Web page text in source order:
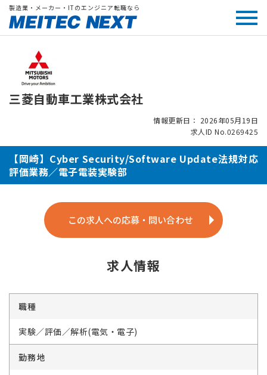
製造業・メーカー・ITのエンジニア転職なら
三菱自動車工業株式会社
情報更新日： 2026年05月19日
求人ID No.0269425
【岡崎】Cyber Security/Software Update法規対応
評価業務／電子電装実験部
この求人への応募・問い合わせ
求人情報
職種
実験／評価／解析(電気・電子)
勤務地